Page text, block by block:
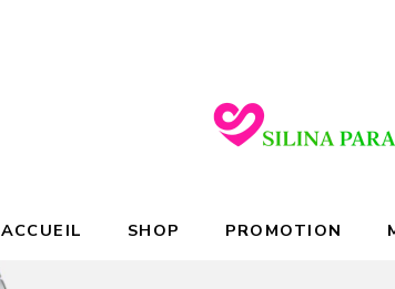
ACCUEIL SHOP PROMOTION